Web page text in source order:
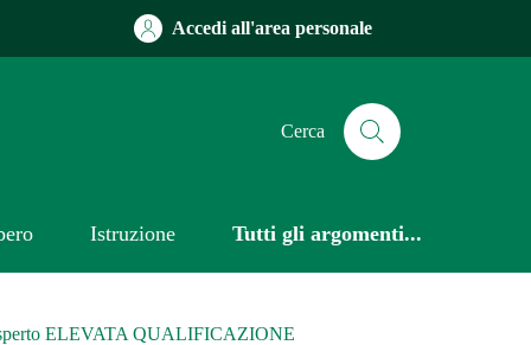
Accedi all'area personale
Cerca
Istruzione Tutti gli argomenti...
ELEVATA QUALIFICAZIONE